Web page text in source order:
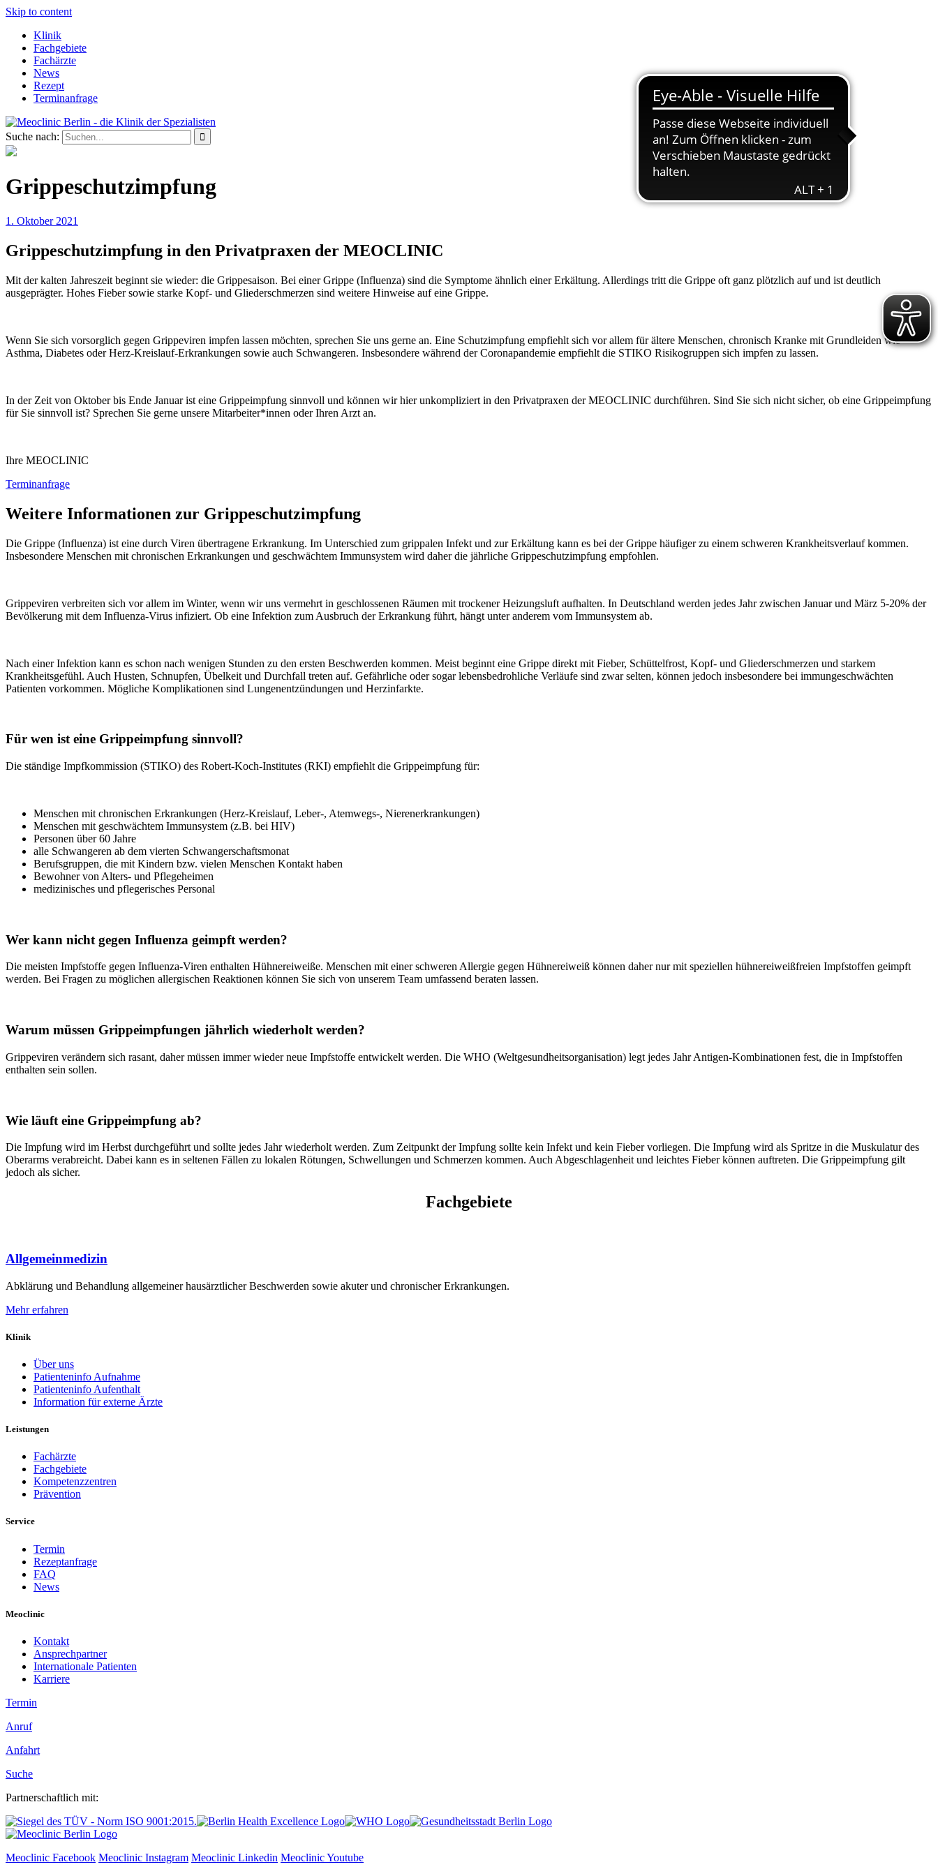
Skip to content
Klinik
Fachgebiete
Fachärzte
News
Rezept
Terminanfrage
Suche nach:
Grippeschutzimpfung
1. Oktober 2021
Grippeschutzimpfung in den Privatpraxen der MEOCLINIC
Mit der kalten Jahreszeit beginnt sie wieder: die Grippesaison. Bei einer Grippe (Influenza) sind die Symptome ähnlich einer Erkältung. Allerdings tritt die Grippe oft ganz plötzlich auf und ist deutlich
ausgeprägter. Hohes Fieber sowie starke Kopf- und Gliederschmerzen sind weitere Hinweise auf eine Grippe.
Wenn Sie sich vorsorglich gegen Grippeviren impfen lassen möchten, sprechen Sie uns gerne an. Eine Schutzimpfung empfiehlt sich vor allem für ältere Menschen, chronisch Kranke mit Grundleiden wie
Asthma, Diabetes oder Herz-Kreislauf-Erkrankungen sowie auch Schwangeren. Insbesondere während der Coronapandemie empfiehlt die STIKO Risikogruppen sich impfen zu lassen.
In der Zeit von Oktober bis Ende Januar ist eine Grippeimpfung sinnvoll und können wir hier unkompliziert in den Privatpraxen der MEOCLINIC durchführen. Sind Sie sich nicht sicher, ob eine Grippeimpfung
für Sie sinnvoll ist? Sprechen Sie gerne unsere Mitarbeiter*innen oder Ihren Arzt an.
Ihre MEOCLINIC
Terminanfrage
Weitere Informationen zur Grippeschutzimpfung
Die Grippe (Influenza) ist eine durch Viren übertragene Erkrankung. Im Unterschied zum grippalen Infekt und zur Erkältung kann es bei der Grippe häufiger zu einem schweren Krankheitsverlauf kommen.
Insbesondere Menschen mit chronischen Erkrankungen und geschwächtem Immunsystem wird daher die jährliche Grippeschutzimpfung empfohlen.
Grippeviren verbreiten sich vor allem im Winter, wenn wir uns vermehrt in geschlossenen Räumen mit trockener Heizungsluft aufhalten. In Deutschland werden jedes Jahr zwischen Januar und März 5-20% der
Bevölkerung mit dem Influenza-Virus infiziert. Ob eine Infektion zum Ausbruch der Erkrankung führt, hängt unter anderem vom Immunsystem ab.
Nach einer Infektion kann es schon nach wenigen Stunden zu den ersten Beschwerden kommen. Meist beginnt eine Grippe direkt mit Fieber, Schüttelfrost, Kopf- und Gliederschmerzen und starkem
Krankheitsgefühl. Auch Husten, Schnupfen, Übelkeit und Durchfall treten auf. Gefährliche oder sogar lebensbedrohliche Verläufe sind zwar selten, können jedoch insbesondere bei immungeschwächten
Patienten vorkommen. Mögliche Komplikationen sind Lungenentzündungen und Herzinfarkte.
Für wen ist eine Grippeimpfung sinnvoll?
Die ständige Impfkommission (STIKO) des Robert-Koch-Institutes (RKI) empfiehlt die Grippeimpfung für:
Menschen mit chronischen Erkrankungen (Herz-Kreislauf, Leber-, Atemwegs-, Nierenerkrankungen)
Menschen mit geschwächtem Immunsystem (z.B. bei HIV)
Personen über 60 Jahre
alle Schwangeren ab dem vierten Schwangerschaftsmonat
Berufsgruppen, die mit Kindern bzw. vielen Menschen Kontakt haben
Bewohner von Alters- und Pflegeheimen
medizinisches und pflegerisches Personal
Wer kann nicht gegen Influenza geimpft werden?
Die meisten Impfstoffe gegen Influenza-Viren enthalten Hühnereiweiße. Menschen mit einer schweren Allergie gegen Hühnereiweiß können daher nur mit speziellen hühnereiweißfreien Impfstoffen geimpft
werden. Bei Fragen zu möglichen allergischen Reaktionen können Sie sich von unserem Team umfassend beraten lassen.
Warum müssen Grippeimpfungen jährlich wiederholt werden?
Grippeviren verändern sich rasant, daher müssen immer wieder neue Impfstoffe entwickelt werden. Die WHO (Weltgesundheitsorganisation) legt jedes Jahr Antigen-Kombinationen fest, die in Impfstoffen
enthalten sein sollen.
Wie läuft eine Grippeimpfung ab?
Die Impfung wird im Herbst durchgeführt und sollte jedes Jahr wiederholt werden. Zum Zeitpunkt der Impfung sollte kein Infekt und kein Fieber vorliegen. Die Impfung wird als Spritze in die Muskulatur des
Oberarms verabreicht. Dabei kann es in seltenen Fällen zu lokalen Rötungen, Schwellungen und Schmerzen kommen. Auch Abgeschlagenheit und leichtes Fieber können auftreten. Die Grippeimpfung gilt
jedoch als sicher.
Fachgebiete
Allgemeinmedizin
Abklärung und Behandlung allgemeiner hausärztlicher Beschwerden sowie akuter und chronischer Erkrankungen.
Mehr erfahren
Klinik
Über uns
Patienteninfo Aufnahme
Patienteninfo Aufenthalt
Information für externe Ärzte
Leistungen
Fachärzte
Fachgebiete
Kompetenzzentren
Prävention
Service
Termin
Rezeptanfrage
FAQ
News
Meoclinic
Kontakt
Ansprechpartner
Internationale Patienten
Karriere
Termin
Anruf
Anfahrt
Suche
Partnerschaftlich mit:
Meoclinic Facebook Meoclinic Instagram Meoclinic Linkedin Meoclinic Youtube